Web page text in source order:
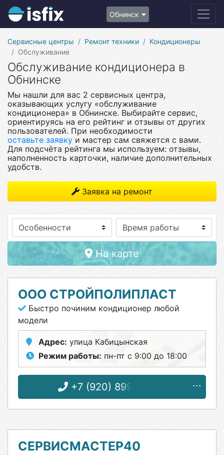
Обнинск
Сервисные центры Ремонт техники
Кондиционеры
Обслуживание
Обслуживание кондиционера в
Обнинске
Мы нашли для вас 2 сервисных центра,
оказывающих услугу «обслуживание
кондиционера» в Обнинске. Выбирайте сервис,
ориентируясь на его рейтинг и отзывы от других
пользователей. При необходимости
оставьте заявку и мастер сам свяжется с вами.
Для подсчёта рейтинга мы используем: отзывы,
наполненность карточки, наличие дополнительных
удобств.
Заявка на ремонт
Особенности
На карте
ООО СТРОЙПОЛИПЛАСТ
Быстро починим кондиционер любой
модели
Адрес: улица Кабицынская
Режим работы: пн-пт с 9:00 до 18:00
+7 (920) 899-42-42
СЕРВИСМАСТЕР40